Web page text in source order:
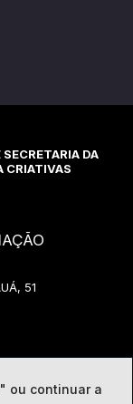
DA
CRIATIVAS
51
ou continuar a